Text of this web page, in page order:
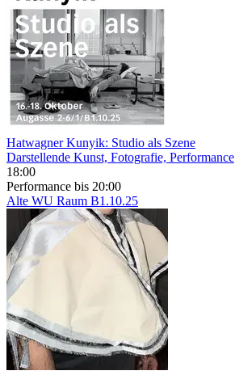
Hatwagner Kunyik: Studio als Szene
Darstellende Kunst, Fotografie, Performance
18:00
Performance bis 20:00
Alte WURaum B1.10.25